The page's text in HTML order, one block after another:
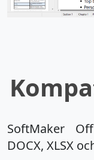
SoftMaker
DOCX, XLSX